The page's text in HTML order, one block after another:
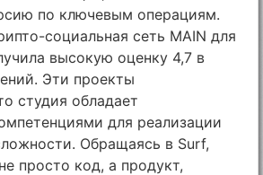
по ключевым операциям.
социальная сеть MAIN для
высокую оценку 4,7 в
Эти проекты
студия обладает
для реализации
Обращаясь в Surf,
просто код, а продукт,